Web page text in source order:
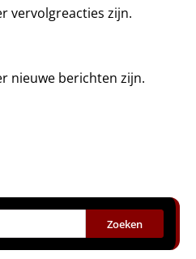
vervolgreacties zijn.
nieuwe berichten zijn.
Zoeken